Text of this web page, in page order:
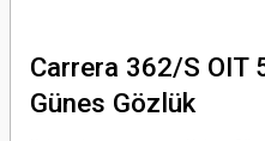
Carrera 362/S OIT
Günes Gözlük